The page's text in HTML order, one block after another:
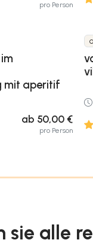
pro Person
mit aperitif
ab 50,00 €
pro Person
sie alle